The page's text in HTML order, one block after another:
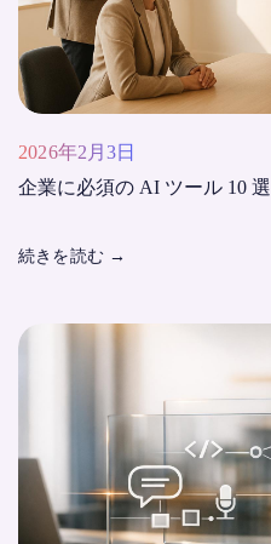
2026年2月3日
企業に必須の AI ツール 10 選
続きを読む →